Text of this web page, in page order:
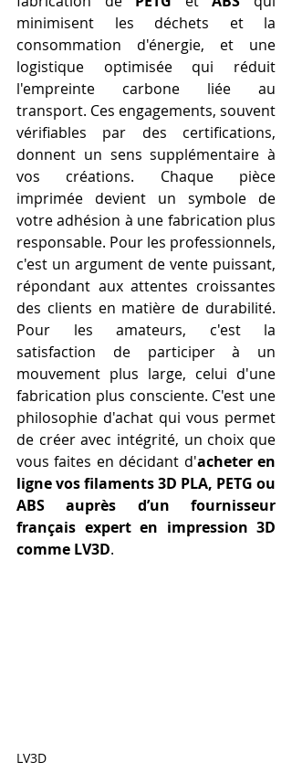
minimisent les déchets et la
consommation d'énergie, et une
logistique optimisée qui réduit
l'empreinte carbone liée au
transport. Ces engagements, souvent
vérifiables par des certifications,
donnent un sens supplémentaire à
vos créations. Chaque pièce
imprimée devient un symbole de
votre adhésion à une fabrication plus
responsable. Pour les professionnels,
c'est un argument de vente puissant,
répondant aux attentes croissantes
des clients en matière de durabilité.
Pour les amateurs, c'est la
satisfaction de participer à un
mouvement plus large, celui d'une
fabrication plus consciente. C'est une
philosophie d'achat qui vous permet
de créer avec intégrité, un choix que
vous faites en décidant d'acheter en
ligne vos filaments 3D PLA, PETG ou
ABS auprès d’un fournisseur
français expert en impression 3D
comme LV3D.
LV3D